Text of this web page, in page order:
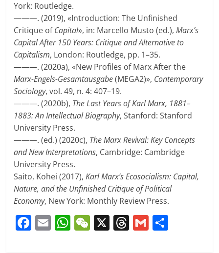
York: Routledge.
———. (2019), «Introduction: The Unfinished
Critique ofCapital», in: Marcello Musto (ed.),Marx’s
Capital After 150 Years: Critique and Alternative to
Capitalism, London: Routledge, pp. 1–35.
———. (2020a), «New Profiles of Marx After the
Marx-Engels-Gesamtausgabe(MEGA2)», Contemporary
Sociology, vol. 49, n. 4: 407–19.
———. (2020b), The Last Years of Karl Marx, 1881–
1883: An Intellectual Biography, Stanford: Stanford
University Press.
———. (ed.) (2020c), The Marx Revival: Key Concepts
and New Interpretations, Cambridge: Cambridge
University Press.
Saito, Kohei (2017),Karl Marx’s Ecosocialism: Capital,
Nature, and the Unfinished Critique of Political
Economy, New York: Monthly Review Press.
F E W W X T G